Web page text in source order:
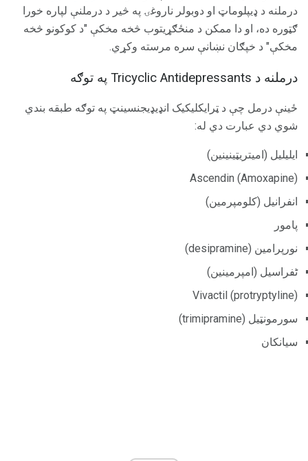
درملنه د ډیپلوماټ او دوبولر ناروغۍ په څیر د درملنې لپاره خورا
ګټوره ده، او دا ممکن د منځګړیتوب څخه مخکې "د کوکونو څخه
مخکې" د خپګان نښانې سره مرسته وکړي.
درملنه د Tricyclic Antidepressants په توګه
ځینې ​​درمل چې د ټرایکلیکیک انډیډیجنسینټ په توګه طبقه بندي
شوي دي عبارت دي له:
ایلیلیل (امیتریټینینین)
Ascendin (Amoxapine)
انفرانیل (کلومپرمین)
پامور
نورپرامین (desipramine)
ٹفراسیل (امپرمینین)
Vivactil (protryptyline)
سورمونټیل (trimipramine)
سیانکان